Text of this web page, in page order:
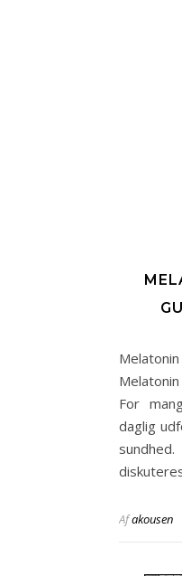
For
daglig
Afakousen